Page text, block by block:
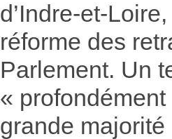
d’Indre-et-
réforme des
Parlement. Un
«
grande